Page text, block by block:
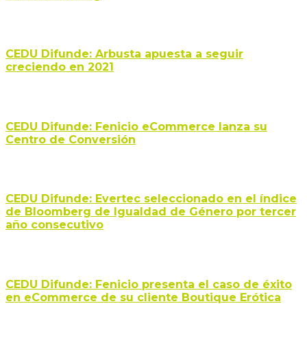
CEDU Difunde: Arbusta apuesta a seguir
creciendo en 2021
CEDU Difunde: Fenicio eCommerce lanza su
Centro de Conversión
CEDU Difunde: Evertec seleccionado en el índice
de Bloomberg de Igualdad de Género por tercer
año consecutivo
CEDU Difunde: Fenicio presenta el caso de éxito
en eCommerce de su cliente Boutique Erótica